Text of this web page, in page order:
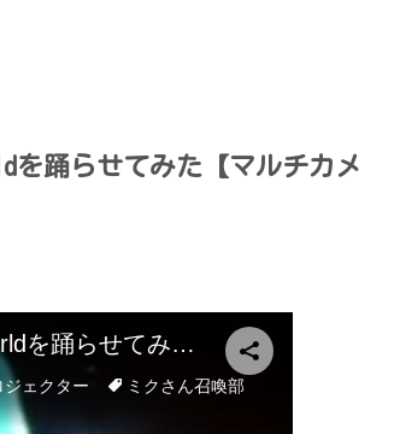
踊らせてみた【マルチカメ